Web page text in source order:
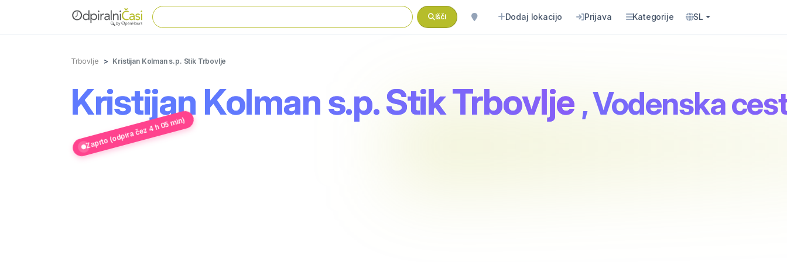
Išči Dodaj lokacijo Prijava Kategorije SL
Trbovlje Kristijan Kolman s.p. Stik Trbovlje
Kristijan Kolman s.p. Stik Trbovlje , Vodenska
Zaprto (odpira čez 4 h 05 min)